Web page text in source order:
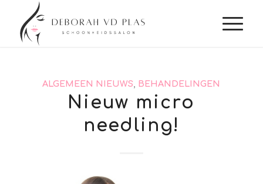
ALGEMEEN NIEUWS BEHANDELINGEN
Nieuw micro
needling!